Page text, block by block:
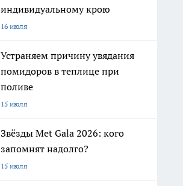
индивидуальному крою
16 июля
Устраняем причину увядания
помидоров в теплице при
поливе
15 июля
Звёзды Met Gala 2026: кого
запомнят надолго?
15 июля